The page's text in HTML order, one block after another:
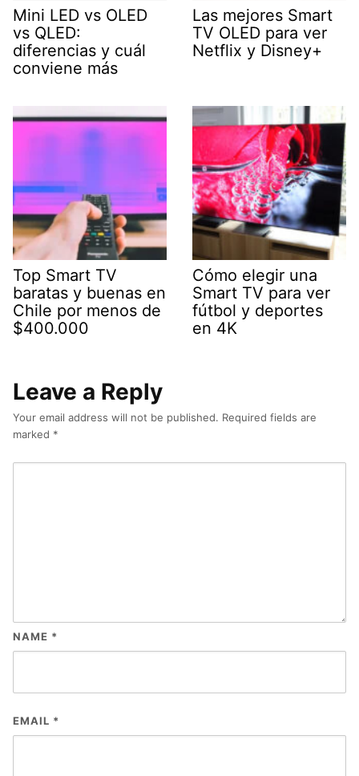
Mini LED vs OLED
vs QLED:
diferencias y cuál
conviene más
Las mejores Smart
TV OLED para ver
Netflix y Disney+
Top Smart TV
baratas y buenas en
Chile por menos de
$400.000
Cómo elegir una
Smart TV para ver
fútbol y deportes
en 4K
Leave a Reply
Your email address will not be published. Required fields are
marked *
NAME *
EMAIL *